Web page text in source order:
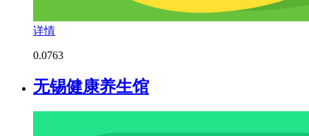
详情
0.0763
无锡健康养生馆